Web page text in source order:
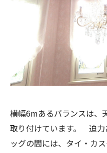
横幅6mあるバランスは、
取り付けています。 迫力
ッグの間には、タイ・カ